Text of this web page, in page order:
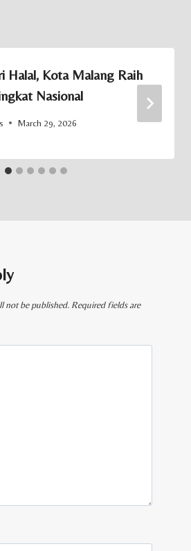
Halal, Kota Malang Raih
Nasional
March 29, 2026
not be published. Required fields are